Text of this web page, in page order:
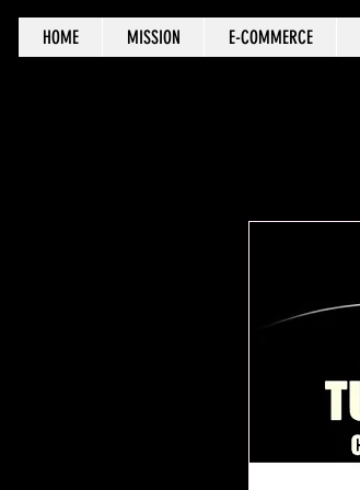
HOME MISSION E-COMMERCE